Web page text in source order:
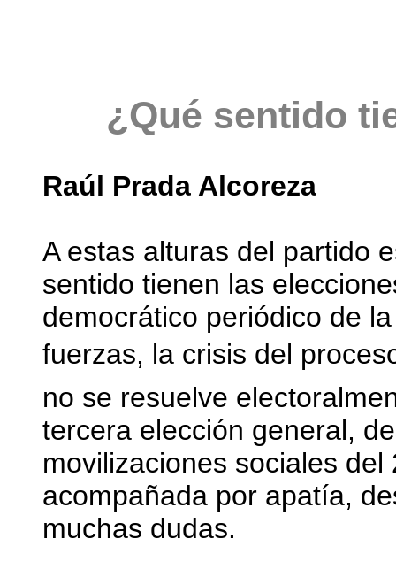
¿Qué sentido
Raúl Prada Alcoreza
A estas alturas del partido
sentido tienen las
democrático periódico de
fuerzas, la crisis del
no se resuelve
tercera elección general,
movilizaciones sociales
acompañada por apatía,
muchas dudas.